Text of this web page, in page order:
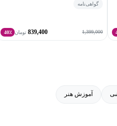
گواهی‌نامه
1,399,000
839,400 تومان 40٪
آموزش هنر